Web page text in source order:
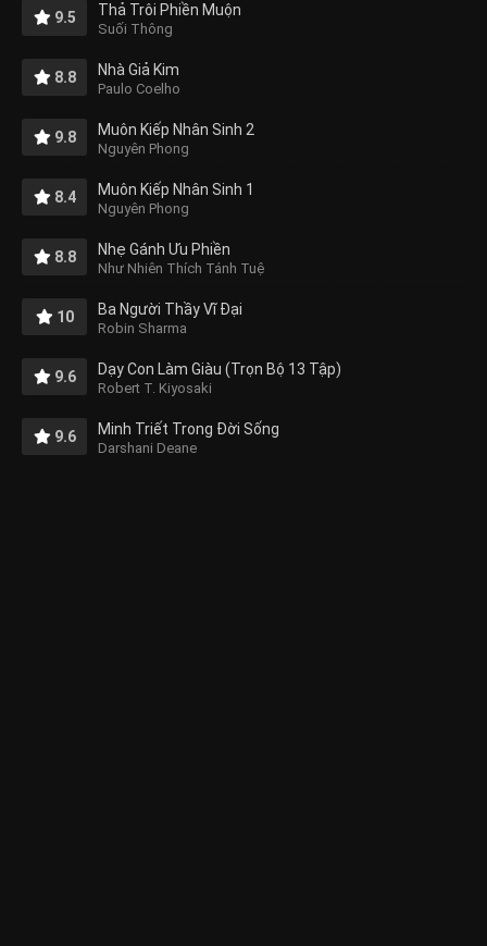
9.5 Thả Trôi Phiền Muộn
Suối Thông
8.8 Nhà Giả Kim
Paulo Coelho
9.8 Muôn Kiếp Nhân Sinh 2
Nguyên Phong
8.4 Muôn Kiếp Nhân Sinh 1
Nguyên Phong
8.8 Nhẹ Gánh Ưu Phiền
Như Nhiên Thích Tánh Tuệ
10 Ba Người Thầy Vĩ Đại
Robin Sharma
9.6 Dạy Con Làm Giàu (Trọn Bộ 13 Tập)
Robert T. Kiyosaki
9.6 Minh Triết Trong Đời Sống
Darshani Deane